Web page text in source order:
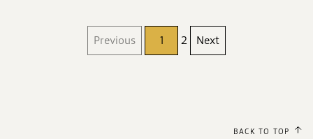
Previous 1 2 Next
BACK TO TOP